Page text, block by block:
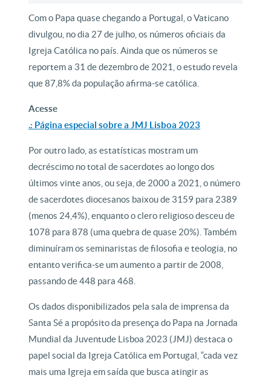
Com o Papa quase chegando a Portugal, o Vaticano
divulgou, no dia 27 de julho, os números oficiais da
Igreja Católica no país. Ainda que os números se
reportem a 31 de dezembro de 2021, o estudo revela
que 87,8% da população afirma-se católica.
Acesse
.: Página especial sobre a JMJ Lisboa 2023
Por outro lado, as estatísticas mostram um
decréscimo no total de sacerdotes ao longo dos
últimos vinte anos, ou seja, de 2000 a 2021, o número
de sacerdotes diocesanos baixou de 3159 para 2389
(menos 24,4%), enquanto o clero religioso desceu de
1078 para 878 (uma quebra de quase 20%). Também
diminuíram os seminaristas de filosofia e teologia, no
entanto verifica-se um aumento a partir de 2008,
passando de 448 para 468.
Os dados disponibilizados pela sala de imprensa da
Santa Sé a propósito da presença do Papa na Jornada
Mundial da Juventude Lisboa 2023 (JMJ) destaca o
papel social da Igreja Católica em Portugal, “cada vez
mais uma Igreja em saída que busca atingir as